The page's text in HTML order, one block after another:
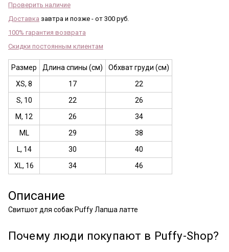
Проверить наличие
Доставка завтра и позже - от 300 руб.
100% гарантия возврата
Скидки постоянным клиентам
Размер Длина спины (см)
Обхват груди (см)
XS, 8
17
22
S, 10
22
26
M, 12
26
34
ML
29
38
L, 14
30
40
XL, 16
34 46
Описание
Свитшот для собак Puffy Лапша латте
Почему люди покупают в Puffy-Shop?